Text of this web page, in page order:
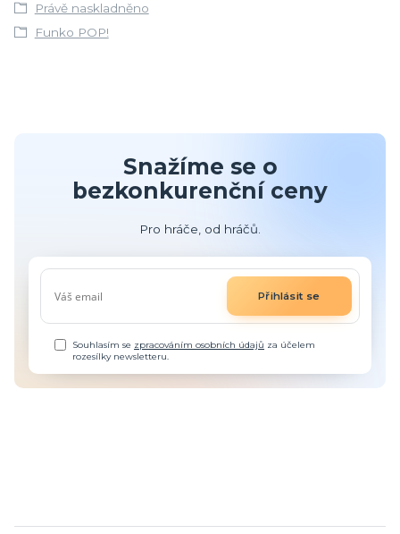
Právě naskladněno
Funko POP!
Snažíme se o
bezkonkurenční ceny
Pro hráče, od hráčů.
Přihlásit se
Souhlasím se zpracováním osobních údajů za účelem
rozesílky newsletteru.